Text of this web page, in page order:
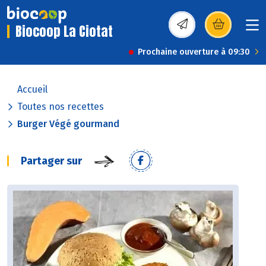
Biocoop La Ciotat (s’ouvre dans une
Prochaine ouverture à 09:30
Accueil
Toutes nos recettes
Burger Végé gourmand
Partager sur